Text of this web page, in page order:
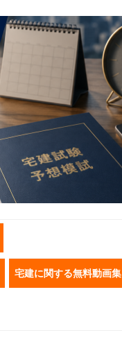
宅建に関する無料動画集